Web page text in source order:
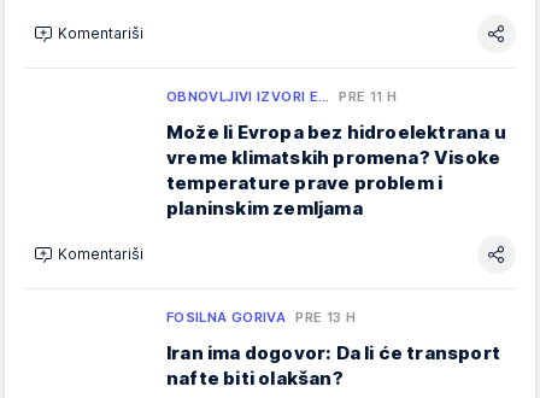
Komentariši
OBNOVLJIVI IZVORI E… PRE 11 H
Može li Evropa bez hidroelektrana u
vreme klimatskih promena? Visoke
temperature prave problem i
planinskim zemljama
Komentariši
FOSILNA GORIVA PRE 13 H
Iran ima dogovor: Da li će transport
nafte biti olakšan?